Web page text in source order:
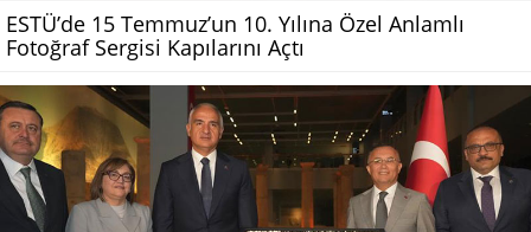
ESTÜ’de 15 Temmuz’un 10. Yılına Özel Anlamlı
Fotoğraf Sergisi Kapılarını Açtı